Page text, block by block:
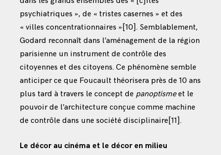
psychiatriques », de « tristes casernes » et des
« villes concentrationnaires » [10]. Semblablement,
Godard reconnaît dans l’aménagement de la région
parisienne un instrument de contrôle des
citoyennes et des citoyens. Ce phénomène semble
anticiper ce que Foucault théorisera près de 10 ans
plus tard à travers le concept de panoptismeet le
pouvoir de l’architecture conçue comme machine
de contrôle dans une société disciplinaire [11].
Le décor au cinéma et le décor en milieu